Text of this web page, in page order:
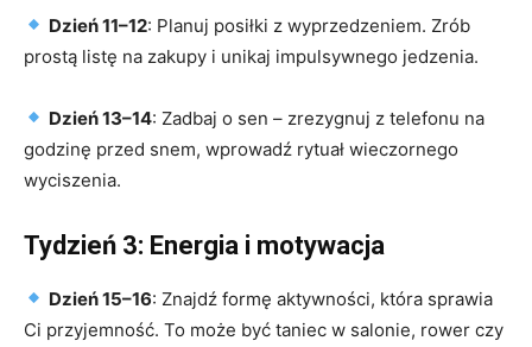
Dzień 11–12: Planuj posiłki z wyprzedzeniem. Zrób
prostą listę na zakupy i unikaj impulsywnego jedzenia.
Dzień 13–14: Zadbaj o sen – zrezygnuj z telefonu na
godzinę przed snem, wprowadź rytuał wieczornego
wyciszenia.
Tydzień 3: Energia i motywacja
Dzień 15–16: Znajdź formę aktywności, która sprawia
Ci przyjemność. To może być taniec w salonie, rower czy